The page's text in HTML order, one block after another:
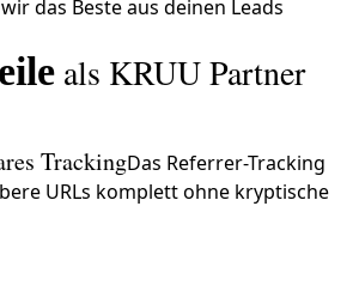
das Beste aus deinen Leads
als KRUU Partner
TrackingDas Referrer-Tracking
URLs komplett ohne kryptische